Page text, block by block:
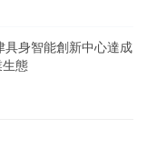
身智能創新中心達成
態